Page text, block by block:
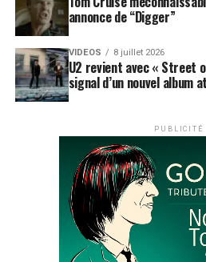
annonce de “Digger”
VIDEOS 8 juillet 2026
U2 revient avec « Street
signal d’un nouvel album
PUBLICITÉ